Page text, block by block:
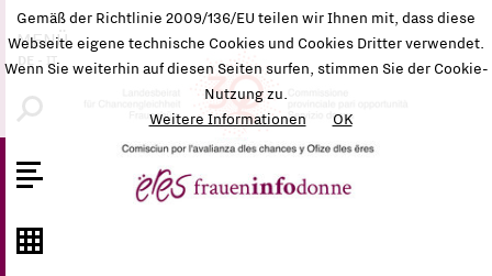
MENÜ
DE - IT
Gemäß der Richtlinie 2009/136/EU teilen wir Ihnen mit, dass diese
Webseite eigene technische Cookies und Cookies Dritter verwendet.
Wenn Sie weiterhin auf diesen Seiten surfen, stimmen Sie der Cookie-
Nutzung zu.
Weitere Informationen
OK